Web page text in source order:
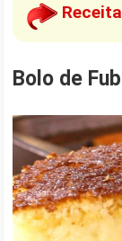
Bolo de